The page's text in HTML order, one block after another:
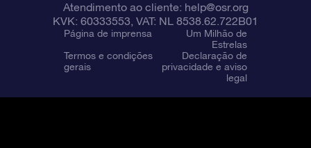
Atendimento ao cliente: help@osr.org
KVK: 60333553, VAT: NL 8538.62.722B01
Página de imprensa
Um Milhão de
Estrelas
Termos e condições
gerais
Declaração de
privacidade e aviso
legal